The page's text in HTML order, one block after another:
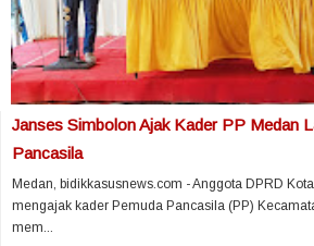
Janses Simbolon Ajak Kader PP Medan
Pancasila
Medan, bidikkasusnews.com - Anggota DPRD
mengajak kader Pemuda Pancasila (PP)
mem...